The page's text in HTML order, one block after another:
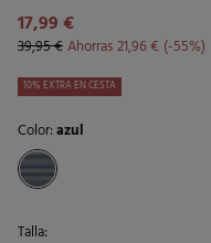
17,99 €
39,95 €Ahorras21,96 € 55
10% EXTRA EN CESTA
Color:azul
Talla: